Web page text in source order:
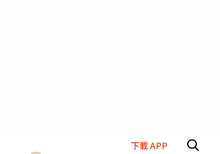
下載 APP